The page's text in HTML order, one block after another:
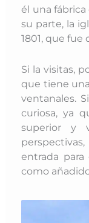
él una
su parte, la
1801, que fue
Si la visitas,
que tiene
ventanales.
curiosa, ya
superior y
perspectivas,
entrada para
como